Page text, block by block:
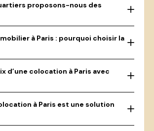
proposons-nous des
à Paris : pourquoi choisir la
d’une colocation à Paris avec
à Paris est une solution